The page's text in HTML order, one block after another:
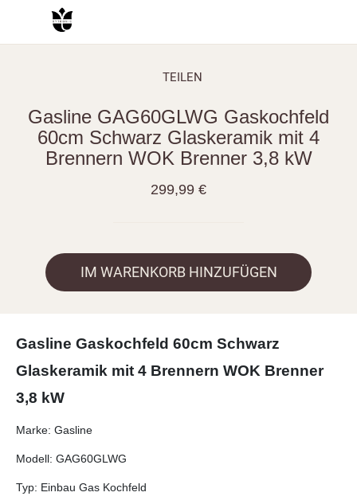
TEILEN
Gasline GAG60GLWG Gaskochfeld
60cm Schwarz Glaskeramik mit 4
Brennern WOK Brenner 3,8 kW
299,99 €
IM WARENKORB HINZUFÜGEN
Gasline Gaskochfeld 60cm Schwarz
Glaskeramik mit 4 Brennern WOK Brenner
3,8 kW
Marke: Gasline
Modell: GAG60GLWG
Typ: Einbau Gas Kochfeld